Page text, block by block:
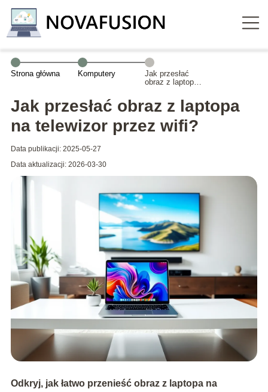
Strona główna Komputery
Jak przesłać
obraz z laptopa
przez wifi?
Jak przesłać obraz z laptopa
na telewizor przez wifi?
Data publikacji: 2025-05-27
Data aktualizacji: 2026-03-30
Odkryj, jak łatwo przenieść obraz z laptopa na